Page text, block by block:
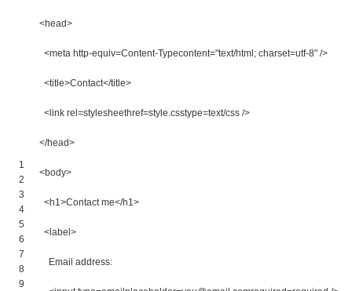
1
2
3
4
5
6
7
8
9
<head>
<meta http-equiv=Content-Typecontent="text/html; charset=utf-8" />
<title>Contact</title>
<link rel =stylesheethref=style.csstype=text/css />
</head>
<body>
<h1>Contact me</h1>
<label>
Email address: